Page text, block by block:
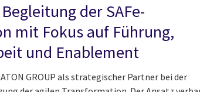
der SAFe-
mit Fokus auf Führung,
und Enablement
GROUP als strategischer Partner bei der